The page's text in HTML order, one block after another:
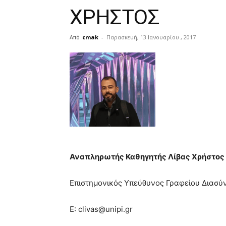
ΧΡΗΣΤΟΣ
Από cmak - Παρασκευή, 13 Ιανουαρίου , 2017
Αναπληρωτής Καθηγητής Λίβας Χρήστος
Επιστημονικός Υπεύθυνος Γραφείου
E: clivas@unipi.gr